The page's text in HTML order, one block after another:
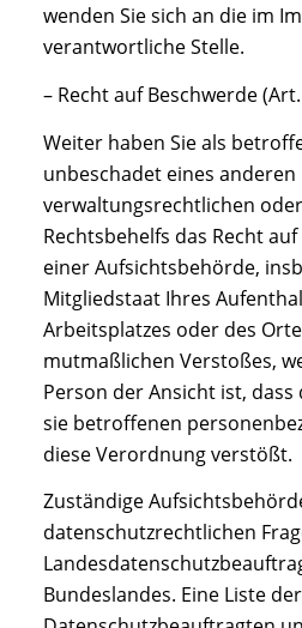
wenden Sie sich an die im
verantwortliche Stelle.
– Recht auf Beschwerde (Art.
Weiter haben Sie als
unbeschadet eines anderen
verwaltungsrechtlichen
Rechtsbehelfs das Recht
einer Aufsichtsbehörde,
Mitgliedstaat Ihres
Arbeitsplatzes oder des
mutmaßlichen Verstoßes,
Person der Ansicht ist,
sie betroffenen
diese Verordnung verstößt.
Zuständige
datenschutzrechtlichen
Bundeslandes. Eine Liste der